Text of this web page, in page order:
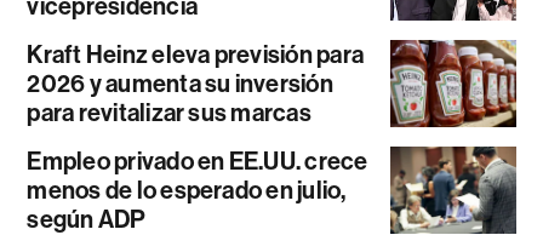
Kraft Heinz eleva previsión para
2026 y aumenta su inversión
para revitalizar sus marcas
Empleo privado en EE.UU. crece
menos de lo esperado en julio,
según ADP